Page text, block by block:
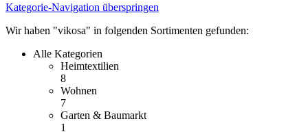
Kategorie-Navigation überspringen
Wir haben "vikosa" in folgenden Sortimenten gefunden:
Alle Kategorien
Heimtextilien
8
Wohnen
7
Garten & Baumarkt
1